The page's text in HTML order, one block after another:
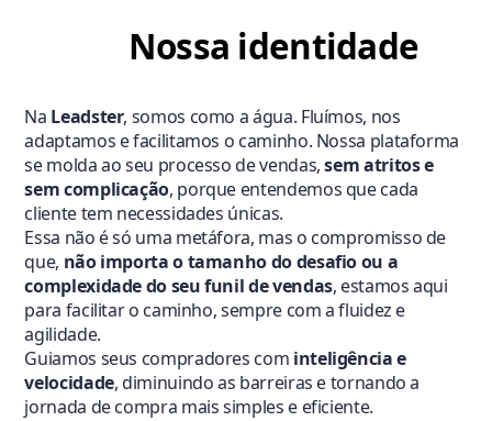
Nossa identidade
Na Leadster, somos como a água. Fluímos, nos
adaptamos e facilitamos o caminho. Nossa plataforma
se molda ao seu processo de vendas,sem atritos e
sem complicação, porque entendemos que cada
cliente tem necessidades únicas.
Essa não é só uma metáfora, mas o compromisso de
que, não importa o tamanho do desafio ou a
complexidade do seu funil de vendas, estamos aqui
para facilitar o caminho, sempre com a fluidez e
agilidade.
Guiamos seus compradores com inteligência e
velocidade, diminuindo as barreiras e tornando a
jornada de compra mais simples e eficiente.